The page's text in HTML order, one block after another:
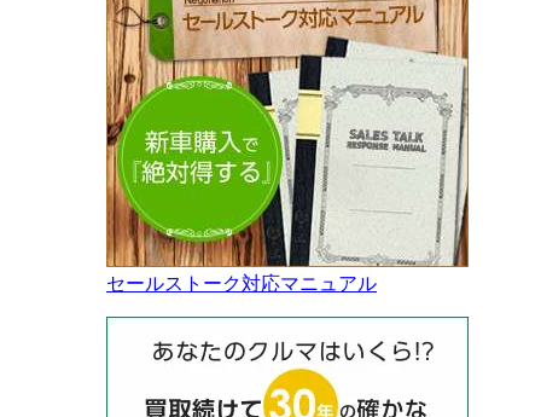
セールストーク対応マニュアル